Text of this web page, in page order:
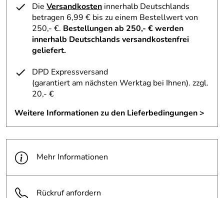
Die Versandkosten innerhalb Deutschlands
betragen 6,99 € bis zu einem Bestellwert von
250,- €. Bestellungen ab 250,- € werden
innerhalb Deutschlands versandkostenfrei
geliefert.
DPD Expressversand
(garantiert am nächsten Werktag bei Ihnen). zzgl.
20,- €
Weitere Informationen zu den Lieferbedingungen >
Mehr Informationen
Rückruf anfordern